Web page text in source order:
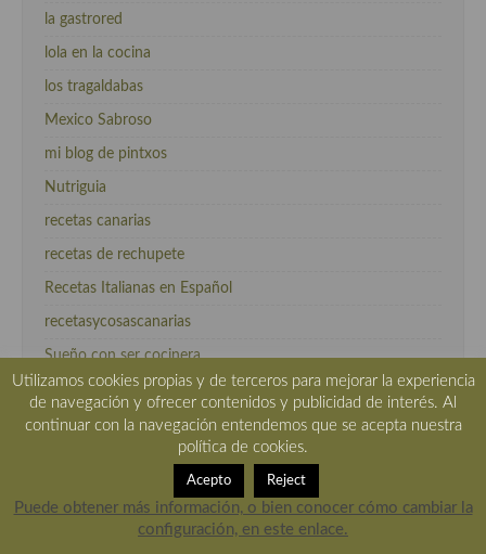
la gastrored
lola en la cocina
los tragaldabas
Mexico Sabroso
mi blog de pintxos
Nutriguia
recetas canarias
recetas de rechupete
Recetas Italianas en Español
recetasycosascanarias
Sueño con ser cocinera
tvcocina
velocidadcuchara.com
vinos
Utilizamos cookies propias y de terceros para mejorar la experiencia
de navegación y ofrecer contenidos y publicidad de interés. Al
continuar con la navegación entendemos que se acepta nuestra
política de cookies.
Acepto Reject
Puede obtener más información, o bien conocer cómo cambiar la
configuración, en este enlace.